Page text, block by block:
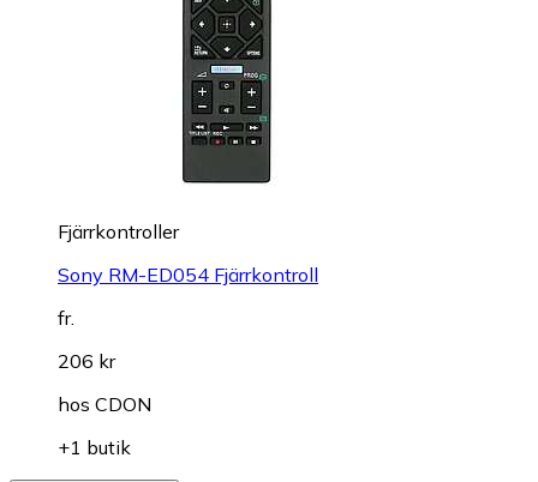
Fjärrkontroller
Sony RM-ED054 Fjärrkontroll
fr.
206 kr
hos CDON
+1 butik